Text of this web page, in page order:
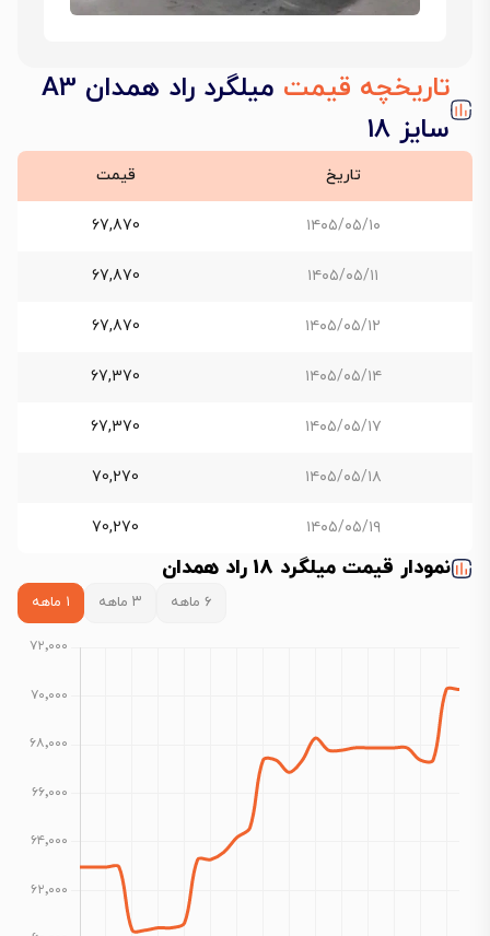
تاریخچه قیمت
میلگرد راد همدان A3
سایز 18
تاریخ قیمت
۱۴۰۵/۰۵/۱۰ 67,870
۱۴۰۵/۰۵/۱۱ 67,870
۱۴۰۵/۰۵/۱۲ 67,870
۱۴۰۵/۰۵/۱۴ 67,370
۱۴۰۵/۰۵/۱۷ 67,370
۱۴۰۵/۰۵/۱۸ 70,270
۱۴۰۵/۰۵/۱۹ 70,270
نمودار قیمت میلگرد 18 راد همدان
۶ ماهه ۳ ماهه ۱ ماهه